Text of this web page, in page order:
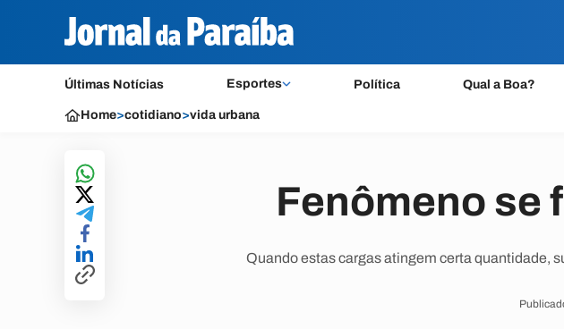
Últimas Notícias Esportes Política Qual a Boa?
Home>cotidiano>vida urbana
Fenômeno se
Quando estas cargas atingem certa quantidade,